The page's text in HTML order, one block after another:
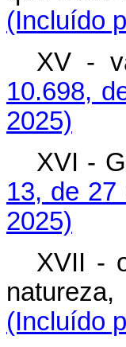
(Incluído
XV -
10.698,
2025)
XVI -
13, de 27
2025)
XVII -
(Incluído